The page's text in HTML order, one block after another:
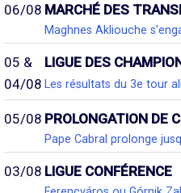
06/08 MARCHÉ DES
Maghnes Akliouche
05 &
04/08
LIGUE DES
Les résultats du 3e tour
05/08 PROLONGATION DE
Pape Cabral prolonge
03/08 LIGUE CONFÉRENCE